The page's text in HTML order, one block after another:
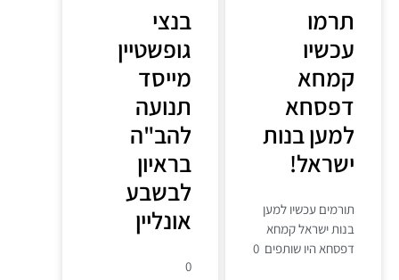
תרמו
עכשיו
קמחא
דפסחא
למען בנות
ישראל!
תורמים עכשיו למען
בנות ישראל קמחא
דפסחא היו שותפים 0
בנצי
גופשטיין
מייסד
תנועה
להב"ה
בראיון
לבשבע
אונליין
0